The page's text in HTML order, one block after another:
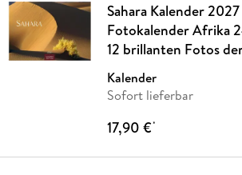
Sahara Kalender
Fotokalender Afrika
12 brillanten Fotos
Kalender
Sofort lieferbar
17,90 €*